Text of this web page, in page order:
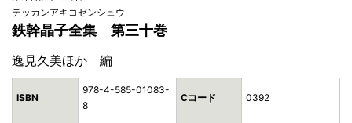
テッカンアキコゼンシュウ
鉄幹晶子全集 第三十巻
逸見久美ほか 編
ISBN
978-4-585-01083-
8
Cコード 0392